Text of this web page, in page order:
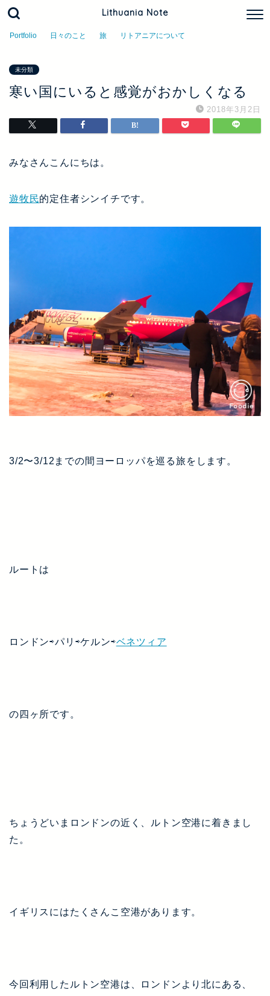
Lithuania Note
Portfolio 日々のこと 旅 リトアニアについて
未分類
寒い国にいると感覚がおかしくなる
2018年3月2日
みなさんこんにちは。
遊牧民的定住者シンイチです。
3/2〜3/12までの間ヨーロッパを巡る旅をします。
ルートは
ロンドン⇨パリ⇨ケルン⇨ベネツィア
の四ヶ所です。
ちょうどいまロンドンの近く、ルトン空港に着きまし
た。
イギリスにはたくさんこ空港があります。
今回利用したルトン空港は、ロンドンより北にある、